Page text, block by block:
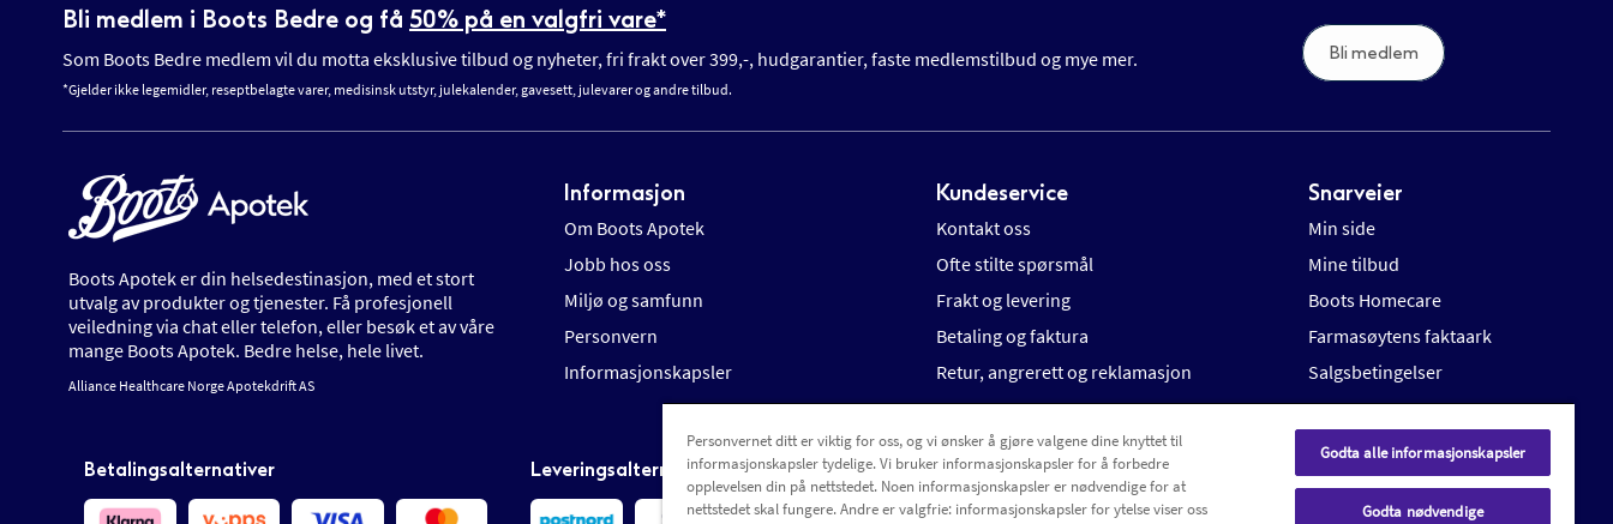
Bli medlem i Boots Bedre og få 50% på en valgfri vare*
Som Boots Bedre medlem vil du motta eksklusive tilbud og nyheter, fri frakt over 399,-, hudgarantier, faste medlemstilbud og mye mer.
*Gjelder ikke legemidler, reseptbelagte varer, medisinsk utstyr, julekalender, gavesett, julevarer og andre tilbud.
Bli medlem
Boots Apotek er din helsedestinasjon, med et stort
utvalg av produkter og tjenester. Få profesjonell
veiledning via chat eller telefon, eller besøk et av våre
mange Boots Apotek. Bedre helse, hele livet.
Alliance Healthcare Norge Apotekdrift AS
Informasjon
Om Boots Apotek
Jobb hos oss
Miljø og samfunn
Personvern
Informasjonskapsler
Kundeservice
Kontakt oss
Ofte stilte spørsmål
Frakt og levering
Betaling og faktura
Retur, angrerett og reklamasjon
Snarveier
Min side
Mine tilbud
Boots Homecare
Farmasøytens faktaark
Salgsbetingelser
Betalingsalternativer Leveringsalternativer
Personvernet ditt er viktig for oss, og vi ønsker å gjøre valgene dine knyttet til
informasjonskapsler tydelige. Vi bruker informasjonskapsler for å forbedre
opplevelsen din på nettstedet. Noen informasjonskapsler er nødvendige for at
nettstedet skal fungere. Andre er valgfrie: informasjonskapsler for ytelse viser oss
Godta alle informasjonskapsler
Godta nødvendige